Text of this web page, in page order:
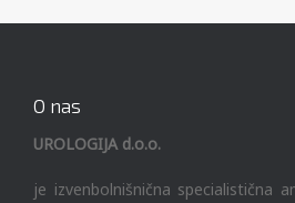
O nas
UROLOGIJA d.o.o.
je izvenbolnišnična specialistična